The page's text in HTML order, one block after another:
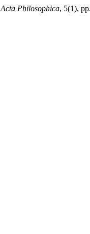
Acta Philosophica, 5(1),